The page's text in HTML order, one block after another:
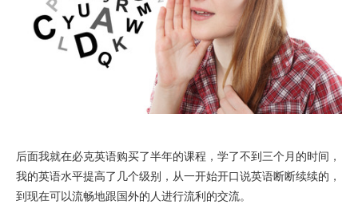
后面我就在必克英语购买了半年的课程，学了不到三个月的时间，
我的英语水平提高了几个级别，从一开始开口说英语断断续续的，
到现在可以流畅地跟国外的人进行流利的交流。